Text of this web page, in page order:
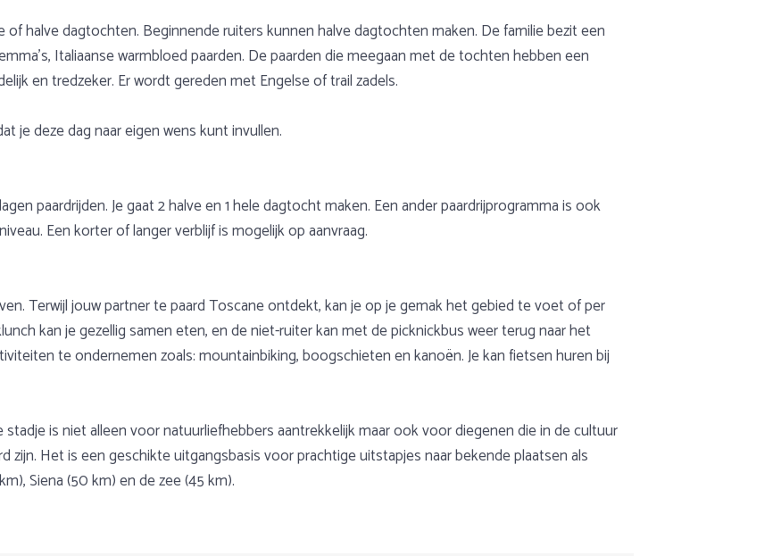
halve dagtochten. Beginnende ruiters kunnen halve dagtochten maken. De familie bezit een
Italiaanse warmbloed paarden. De paarden die meegaan met de tochten hebben een
en tredzeker. Er wordt gereden met Engelse of trail zadels.
je deze dag naar eigen wens kunt invullen.
paardrijden. Je gaat 2 halve en 1 hele dagtocht maken. Een ander paardrijprogramma is ook
Een korter of langer verblijf is mogelijk op aanvraag.
Terwijl jouw partner te paard Toscane ontdekt, kan je op je gemak het gebied te voet of per
kan je gezellig samen eten, en de niet-ruiter kan met de picknickbus weer terug naar het
te ondernemen zoals: mountainbiking, boogschieten en kanoën. Je kan fietsen huren bij
is niet alleen voor natuurliefhebbers aantrekkelijk maar ook voor diegenen die in de cultuur
zijn. Het is een geschikte uitgangsbasis voor prachtige uitstapjes naar bekende plaatsen als
Siena (50 km) en de zee (45 km).